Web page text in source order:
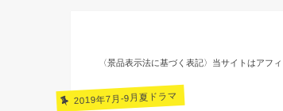
〈景品表示法に基づく表記〉当サイトはアフ
2019年7月-9月夏ドラマ